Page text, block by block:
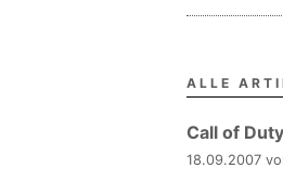
ALLE
Call of
18.09.2007